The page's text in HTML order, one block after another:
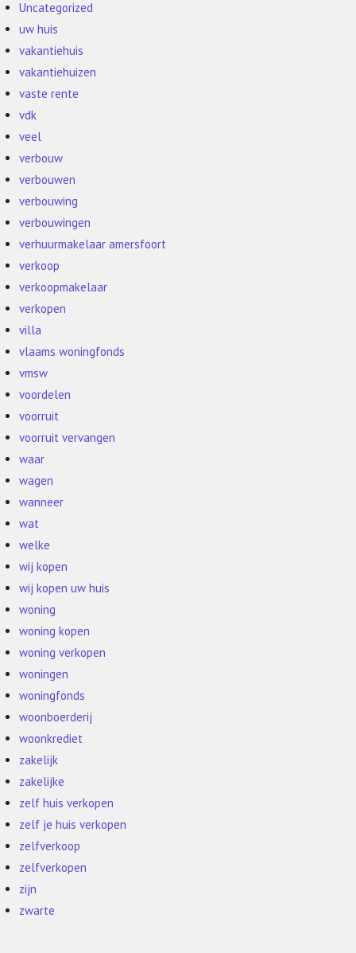
Uncategorized
uw huis
vakantiehuis
vakantiehuizen
vaste rente
vdk
veel
verbouw
verbouwen
verbouwing
verbouwingen
verhuurmakelaar amersfoort
verkoop
verkoopmakelaar
verkopen
villa
vlaams woningfonds
vmsw
voordelen
voorruit
voorruit vervangen
waar
wagen
wanneer
wat
welke
wij kopen
wij kopen uw huis
woning
woning kopen
woning verkopen
woningen
woningfonds
woonboerderij
woonkrediet
zakelijk
zakelijke
zelf huis verkopen
zelf je huis verkopen
zelfverkoop
zelfverkopen
zijn
zwarte